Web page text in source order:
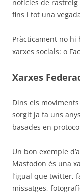
notícies de
fins i tot una
Pràcticament no hi
xarxes socials: o
Xarxes
Dins els
sorgit ja fa uns
basades en
Un bon exemple
Mastodon és una
l’igual que twitter,
missatges,